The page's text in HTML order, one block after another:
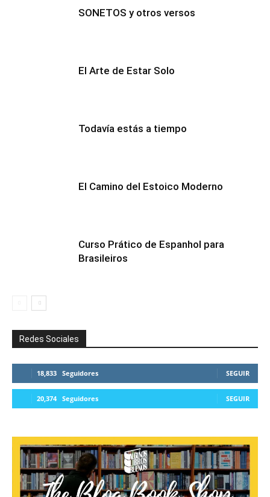
SONETOS y otros versos
El Arte de Estar Solo
Todavía estás a tiempo
El Camino del Estoico Moderno
Curso Prático de Espanhol para
Brasileiros
Redes Sociales
18,833 Seguidores SEGUIR
20,374 Seguidores SEGUIR